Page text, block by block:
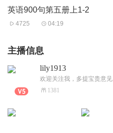
英语900句第五册上1-2
4725 04:19
主播信息
lily1913
欢迎关注我，多提宝贵意见
1381